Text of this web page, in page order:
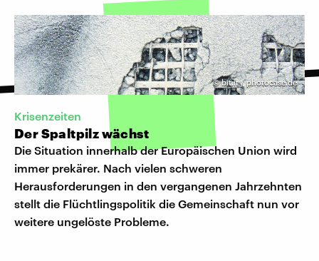
©bit.it / photocase.de
Krisenzeiten
Der Spaltpilz wächst
Die Situation innerhalb der Europäischen Union wird
immer prekärer. Nach vielen schweren
Herausforderungen in den vergangenen Jahrzehnten
stellt die Flüchtlingspolitik die Gemeinschaft nun vor
weitere ungelöste Probleme.